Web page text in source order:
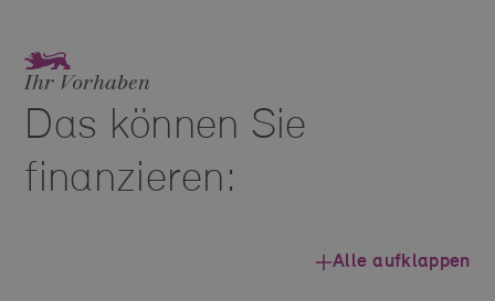
Ihr Vorhaben
Das können Sie
finanzieren:
Alle aufklappen